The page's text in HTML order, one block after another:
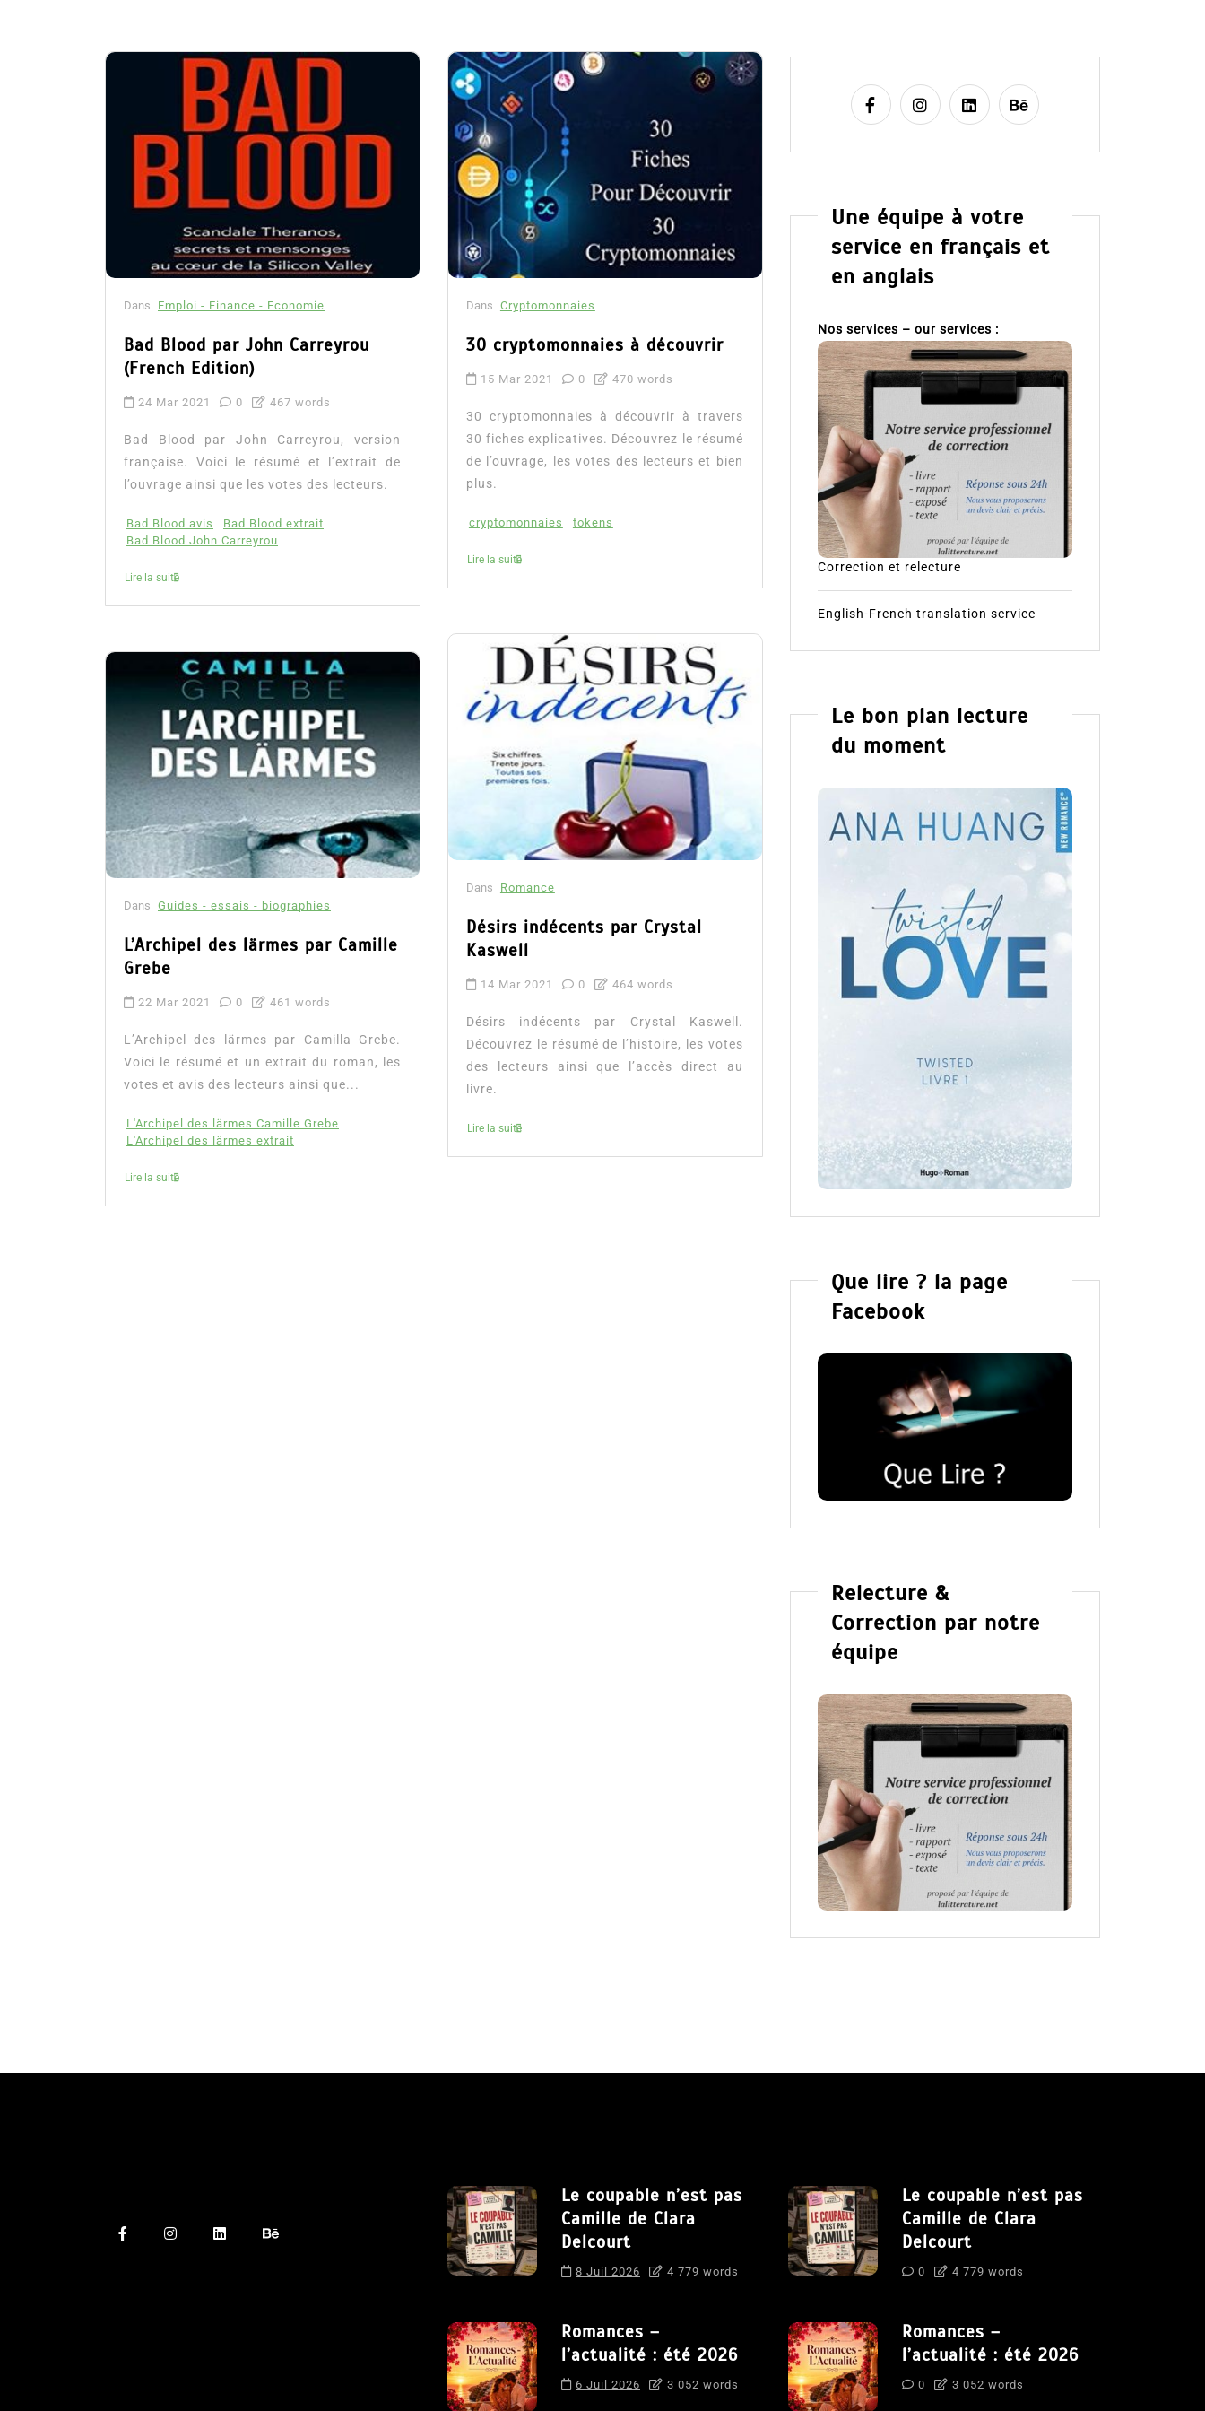
Dans Emploi - Finance - Economie
Bad Blood par John Carreyrou
(French Edition)
24 Mar 2021 0 467 words
Bad Blood par John Carreyrou, version
française. Voici le résumé et l’extrait de
l’ouvrage ainsi que les votes des lecteurs.
Bad Blood avis
Bad Blood extrait
Bad Blood John Carreyrou
Lire la suite
Dans Guides - essais - biographies
L’Archipel des lärmes par Camille
Grebe
22 Mar 2021 0 461 words
L’Archipel des lärmes par Camilla Grebe.
Voici le résumé et un extrait du roman, les
votes et avis des lecteurs ainsi que...
L'Archipel des lärmes Camille Grebe
L'Archipel des lärmes extrait
Lire la suite
Dans Cryptomonnaies
30 cryptomonnaies à découvrir
15 Mar 2021 0 470 words
30 cryptomonnaies à découvrir à travers
30 fiches explicatives. Découvrez le résumé
de l’ouvrage, les votes des lecteurs et bien
plus.
cryptomonnaies tokens
Lire la suite
Dans Romance
Désirs indécents par Crystal
Kaswell
14 Mar 2021 0 464 words
Désirs indécents par Crystal Kaswell.
Découvrez le résumé de l’histoire, les votes
des lecteurs ainsi que l’accès direct au
livre.
Lire la suite
Une équipe à votre
service en français et
en anglais
Nos services – our services :
Correction et relecture
English-French translation service
Le bon plan lecture
du moment
Que lire ? la page
Facebook
Relecture &
Correction par notre
équipe
Le coupable n’est pas
Camille de Clara
Delcourt
8 Juil 2026 4 779 words
Romances –
l’actualité : été 2026
6 Juil 2026 3 052 words
Le coupable n’est pas
Camille de Clara
Delcourt
0 4 779 words
Romances –
l’actualité : été 2026
0 3 052 words